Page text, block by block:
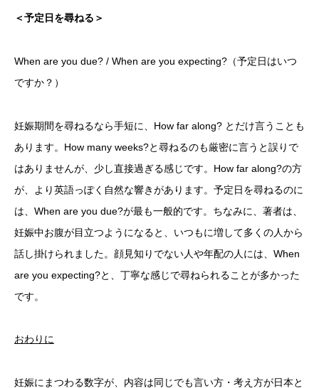
＜予定日を尋ねる＞
When are you due? / When are you expecting?（予定日はいつ
ですか？）
妊娠期間を尋ねるなら手短に、How far along? とだけ言うことも
あります。How many weeks?と尋ねるのも厳密に言うと誤りで
はありませんが、少し直接過ぎる感じです。How far along?の方
が、より英語っぽく自然な響きがあります。予定日を尋ねるのに
は、When are you due?が最も一般的です。ちなみに、著者は、
妊娠中お腹が目立つようになると、いつもに増して多くの人から
話し掛けられました。顔見知りでない人や年配の人には、When
are you expecting?と、丁寧な感じで尋ねられることが多かった
です。
おわりに
妊娠にまつわる数字が、内容は同じでも言い方・考え方が日本と